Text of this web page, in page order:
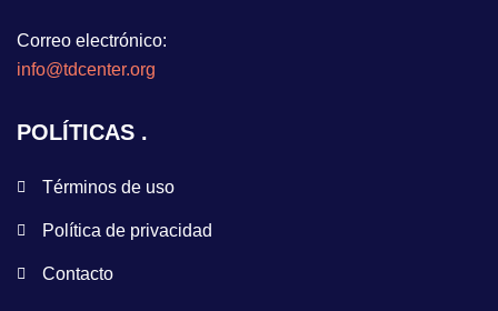
Correo electrónico:
info@tdcenter.org
POLÍTICAS
Términos de uso
Política de privacidad
Contacto